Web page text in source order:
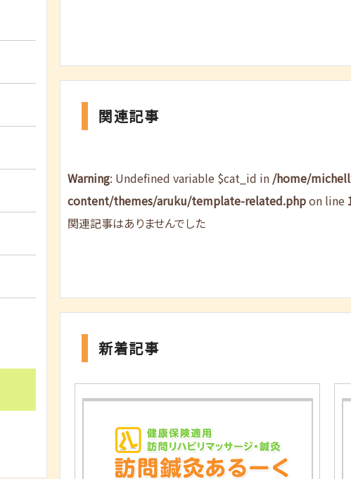
関連記事
Warning: Undefined variable $cat_id in /home/
content/themes/aruku/template-related.phpon line
関連記事はありませんでした
新着記事